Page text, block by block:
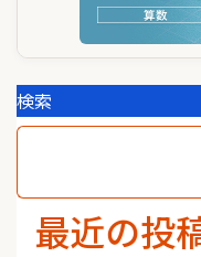
検索
最近の投